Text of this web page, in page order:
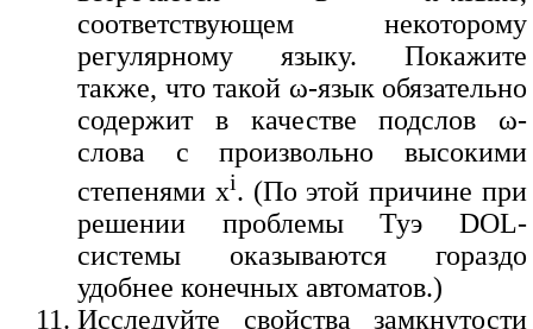
соответствующем некоторому
регулярному языку. Покажите
также, что такой ω-язык обязательно
содержит в качестве подслов ω-
слова с произвольно высокими
степенями xi. (По этой причине при
решении проблемы Туэ DOL-
системы оказываются гораздо
удобнее конечных автоматов.)
Исследуйте свойства замкнутости